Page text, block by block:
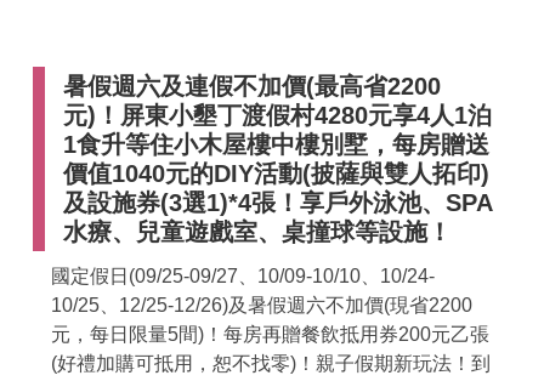
好康優惠
最新消息
最新留言
商家合作
暑假週六及連假不加價(最高省2200
元)！屏東小墾丁渡假村4280元享4人1泊
1食升等住小木屋樓中樓別墅，每房贈送
價值1040元的DIY活動(披薩與雙人拓印)
及設施券(3選1)*4張！享戶外泳池、SPA
水療、兒童遊戲室、桌撞球等設施！
國定假日(09/25-09/27、10/09-10/10、10/24-
10/25、12/25-12/26)及暑假週六不加價(現省2200
元，每日限量5間)！每房再贈餐飲抵用券200元乙張
(好禮加購可抵用，恕不找零)！親子假期新玩法！到